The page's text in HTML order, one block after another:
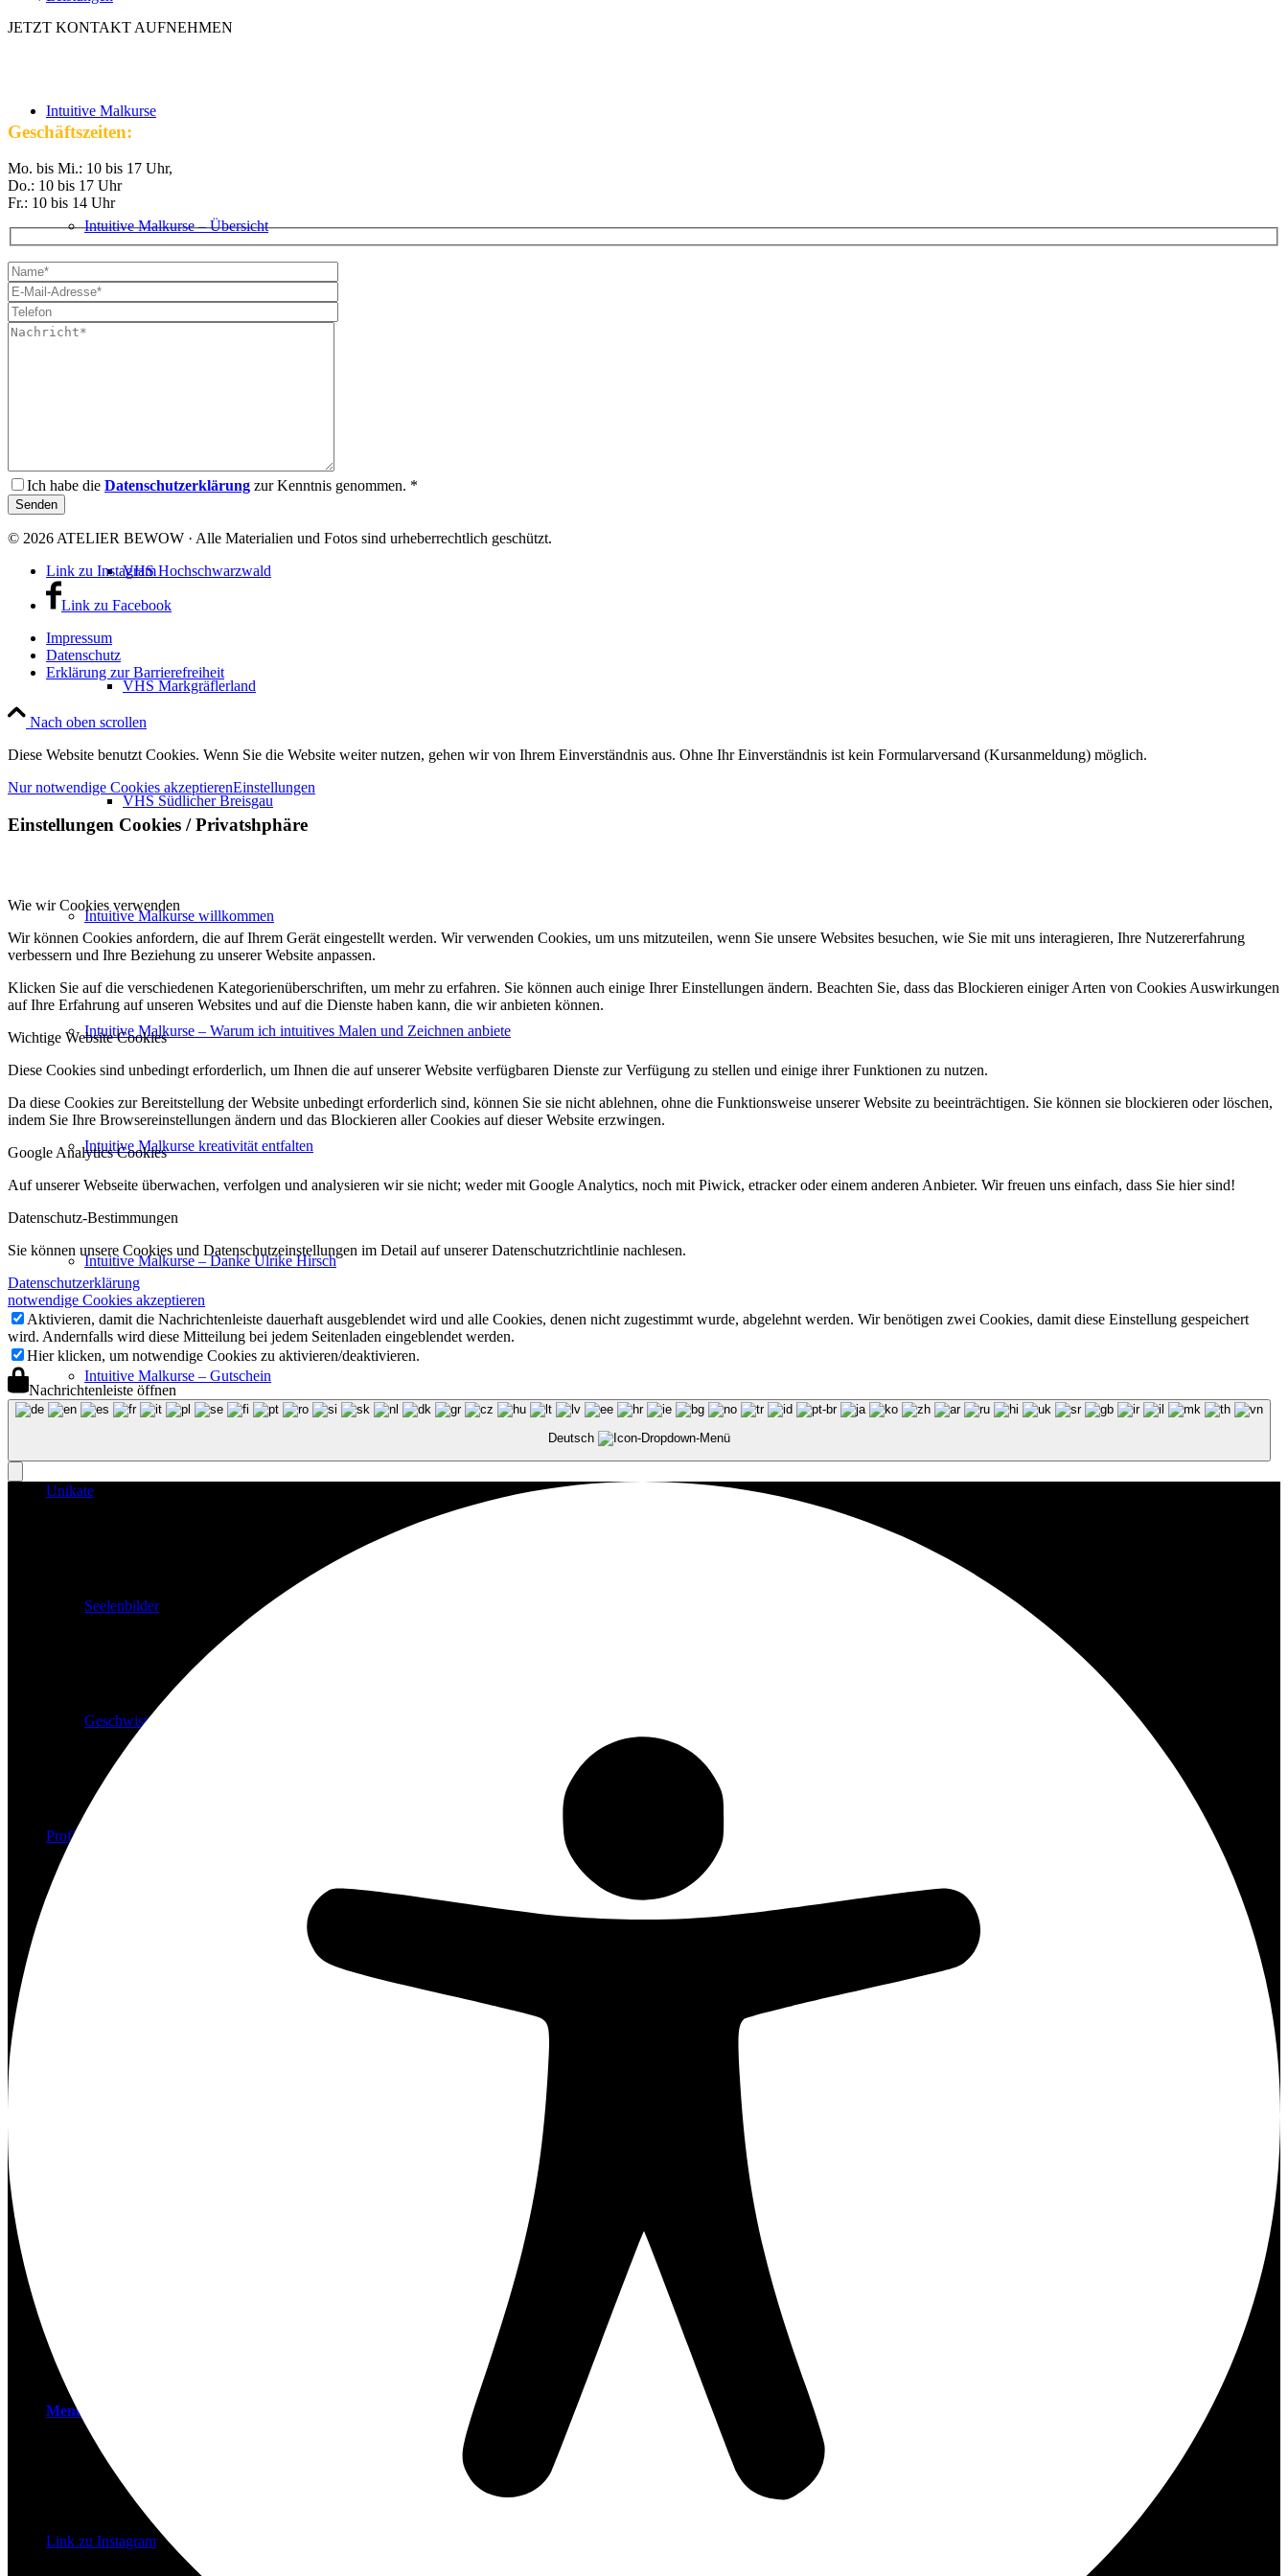
Intuitive Malkurse
Intuitive Malkurse – Übersicht
VHS Hochschwarzwald
VHS Markgräflerland
VHS Südlicher Breisgau
Intuitive Malkurse willkommen
Intuitive Malkurse – Warum ich intuitives Malen und Zeichnen anbiete
Intuitive Malkurse kreativität entfalten
Intuitive Malkurse – Danke Ulrike Hirsch
Intuitive Malkurse – Gutschein
Unikate
Seelenbilder
Geschwisterbilder
Profil
Menü
Link zu Instagram
JETZT KONTAKT AUFNEHMEN
Geschäftszeiten:
Mo. bis Mi.: 10 bis 17 Uhr,
Do.: 10 bis 17 Uhr
Fr.: 10 bis 14 Uhr
Ich habe die Datenschutzerklärung zur Kenntnis genommen. *
© 2026 ATELIER BEWOW · Alle Materialien und Fotos sind urheberrechtlich geschützt.
Link zu Instagram
Link zu Facebook
Impressum
Datenschutz
Erklärung zur Barrierefreiheit
Nach oben scrollen
Diese Website benutzt Cookies. Wenn Sie die Website weiter nutzen, gehen wir von Ihrem Einverständnis aus. Ohne Ihr Einverständnis ist kein Formularversand (Kursanmeldung) möglich.
Nur notwendige Cookies akzeptierenEinstellungen
Einstellungen Cookies / Privatshphäre
Wie wir Cookies verwenden
Wir können Cookies anfordern, die auf Ihrem Gerät eingestellt werden. Wir verwenden Cookies, um uns mitzuteilen, wenn Sie unsere Websites besuchen, wie Sie mit uns interagieren, Ihre Nutzererfahrung
verbessern und Ihre Beziehung zu unserer Website anpassen.
Klicken Sie auf die verschiedenen Kategorienüberschriften, um mehr zu erfahren. Sie können auch einige Ihrer Einstellungen ändern. Beachten Sie, dass das Blockieren einiger Arten von Cookies Auswirkungen
auf Ihre Erfahrung auf unseren Websites und auf die Dienste haben kann, die wir anbieten können.
Wichtige Website Cookies
Diese Cookies sind unbedingt erforderlich, um Ihnen die auf unserer Website verfügbaren Dienste zur Verfügung zu stellen und einige ihrer Funktionen zu nutzen.
Da diese Cookies zur Bereitstellung der Website unbedingt erforderlich sind, können Sie sie nicht ablehnen, ohne die Funktionsweise unserer Website zu beeinträchtigen. Sie können sie blockieren oder löschen,
indem Sie Ihre Browsereinstellungen ändern und das Blockieren aller Cookies auf dieser Website erzwingen.
Google Analytics Cookies
Auf unserer Webseite überwachen, verfolgen und analysieren wir sie nicht; weder mit Google Analytics, noch mit Piwick, etracker oder einem anderen Anbieter. Wir freuen uns einfach, dass Sie hier sind!
Datenschutz-Bestimmungen
Sie können unsere Cookies und Datenschutzeinstellungen im Detail auf unserer Datenschutzrichtlinie nachlesen.
Datenschutzerklärung
notwendige Cookies akzeptieren
Aktivieren, damit die Nachrichtenleiste dauerhaft ausgeblendet wird und alle Cookies, denen nicht zugestimmt wurde, abgelehnt werden. Wir benötigen zwei Cookies, damit diese Einstellung gespeichert
wird. Andernfalls wird diese Mitteilung bei jedem Seitenladen eingeblendet werden.
Hier klicken, um notwendige Cookies zu aktivieren/deaktivieren.
Nachrichtenleiste öffnen
Deutsch